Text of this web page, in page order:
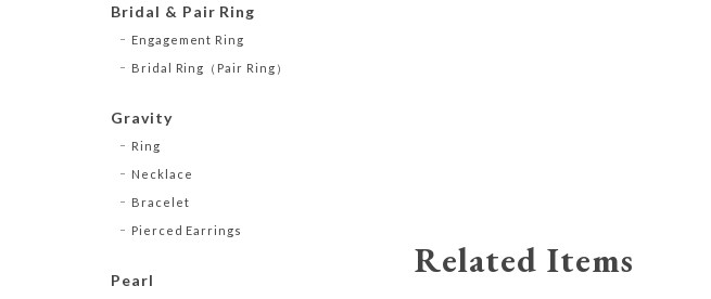
Related Items
Bridal & Pair Ring
Engagement Ring
Bridal Ring（Pair Ring）
Gravity
Ring
Necklace
Bracelet
Pierced Earrings
Pearl